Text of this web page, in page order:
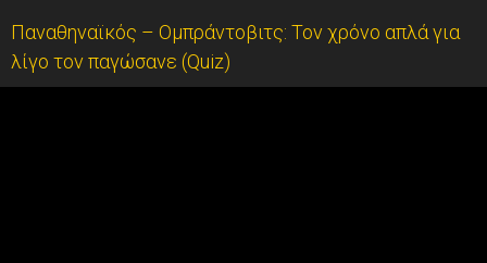
Παναθηναϊκός – Ομπράντοβιτς: Τον χρόνο απλά για
λίγο τον παγώσανε (Quiz)